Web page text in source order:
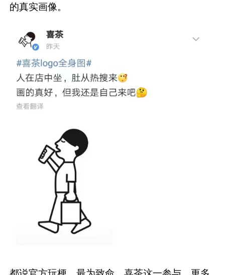
的真实画像。